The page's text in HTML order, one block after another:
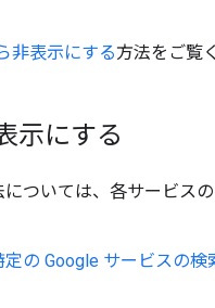
非表示にする方法をご覧
示にする
ついては、各サービス
定の Google サービスの検